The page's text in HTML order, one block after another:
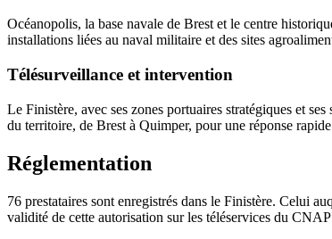
Océanopolis, la base navale de Brest et le centre
installations liées au naval militaire et des sites
Télésurveillance et intervention
Le Finistère, avec ses zones portuaires stratégiques et
du territoire, de Brest à Quimper, pour une réponse
Réglementation
76 prestataires sont enregistrés dans le Finistère. Celui
validité de cette autorisation sur les téléservices du